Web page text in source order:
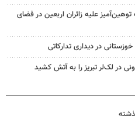
علیه زائران اربعین در فضای
در دیداری تدارکاتی
در لک‌لر تبریز را به آتش کشید